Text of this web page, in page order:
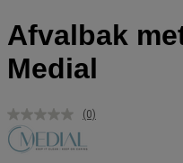
Afvalbak
Medial
Geen
Dezelfde
(0)